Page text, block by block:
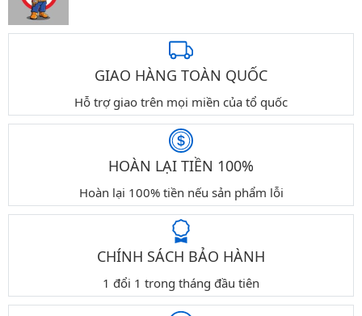
GIAO HÀNG TOÀN QUỐC
Hỗ trợ giao trên mọi miền của tổ quốc
HOÀN LẠI TIỀN 100%
Hoàn lại 100% tiền nếu sản phẩm lỗi
CHÍNH SÁCH BẢO HÀNH
1 đổi 1 trong tháng đầu tiên